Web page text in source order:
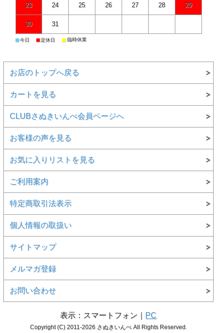
23 24 25 26 27 28 29
30 31
■今日 ■定休日 ■ 臨時休業
お店のトップへ戻る
カートを見る
CLUBさぬきいんべ会員ページへ
お客様の声を見る
お気に入りリストを見る
ご利用案内
特定商取引法表示
個人情報の取扱い
サイトマップ
メルマガ登録
お問い合わせ
表示：スマートフォン｜ PC
Copyright (C) 2011-2026 さぬきいんべ All Rights Reserved.